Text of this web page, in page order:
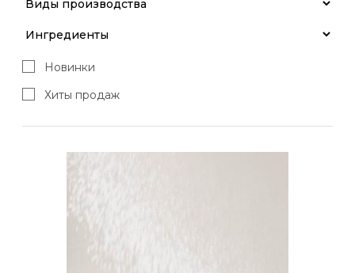
Новинки
Хиты продаж